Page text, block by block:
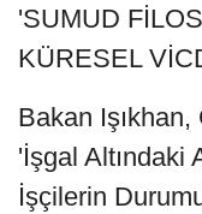
'SUMUD
KÜRESEL
Bakan
'İşgal Altındaki
İşçilerin